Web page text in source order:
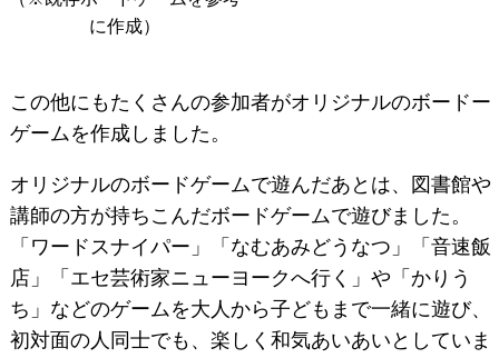
に作成）
この他にもたくさんの参加者がオリジナルのボードー
ゲームを作成しました。
オリジナルのボードゲームで遊んだあとは、図書館や
講師の方が持ちこんだボードゲームで遊びました。
「ワードスナイパー」「なむあみどうなつ」「音速飯
店」「エセ芸術家ニューヨークへ行く」や「かりう
ち」などのゲームを大人から子どもまで一緒に遊び、
初対面の人同士でも、楽しく和気あいあいとしていま